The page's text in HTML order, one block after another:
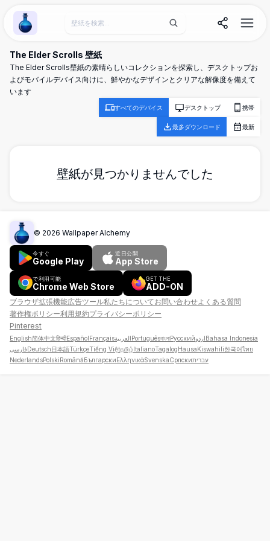
Wallpaper Alchemy
The Elder Scrolls 壁紙
The Elder Scrolls壁紙の素晴らしいコレクションを探索し、デスクトップお
よびモバイルデバイス向けに、鮮やかなデザインとクリアな解像度を備えて
います
すべてのデバイス デスクトップ 携帯
最多ダウンロード 最新
壁紙が見つかりませんでした
© 2026 Wallpaper Alchemy
今すぐ
Google Play
近日公開
App Store
で利用可能
Chrome Web Store
GET THE
ADD-ON
ブラウザ拡張機能広告ツール私たちについてお問い合わせよくある質問
著作権ポリシー利用規約プライバシーポリシー
Pinterest
English简体中文हिन्दीEspañolFrançaisالعربيةPortuguêsবাংলাРусскийاردوBahasa Indonesia
فارسیDeutsch日本語TürkçeTiếng Việtதமிழ்ItalianoTagalogHausaKiswahili한국어ไทย
NederlandsPolskiRomânăБългарскиΕλληνικάSvenskaСрпскиעברית